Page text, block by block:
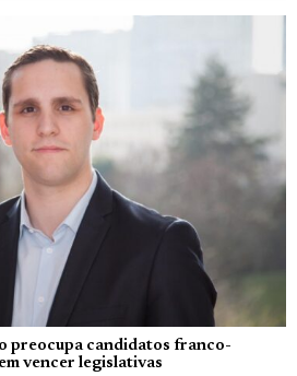
preocupa candidatos franco-
vencer legislativas